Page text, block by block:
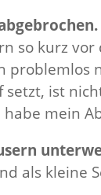
so kurz
ist
mein
als kleine